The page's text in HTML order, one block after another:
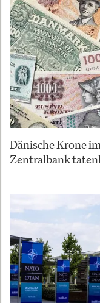
Dänische Krone
Zentralbank